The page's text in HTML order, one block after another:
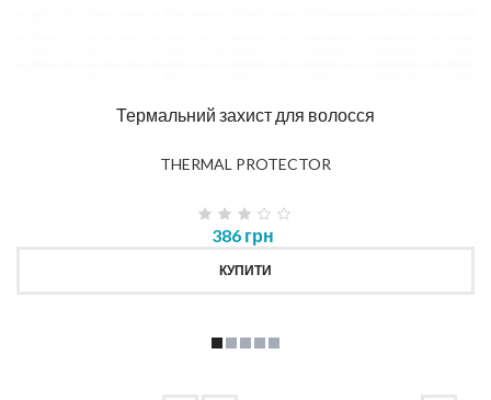
Термальний захист для волосся
THERMAL PROTECTOR
386 грн
КУПИТИ